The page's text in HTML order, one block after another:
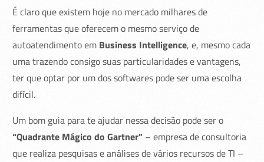
É claro que existem hoje no mercado milhares de
ferramentas que oferecem o mesmo serviço de
autoatendimento em Business Intelligence, e, mesmo cada
uma trazendo consigo suas particularidades e vantagens,
ter que optar por um dos softwares pode ser uma escolha
difícil.
Um bom guia para te ajudar nessa decisão pode ser o
“Quadrante Mágico do Gartner” – empresa de consultoria
que realiza pesquisas e análises de vários recursos de TI –